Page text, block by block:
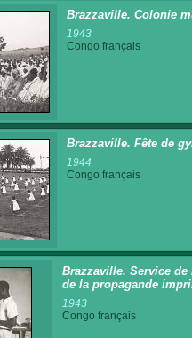
Brazzaville. Colonie
1943
Congo français
Brazzaville. Fête de
1944
Congo français
Brazzaville. Service
de la propagande
1943
Congo français